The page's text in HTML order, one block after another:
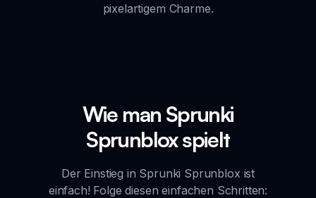
pixelartigem Charme.
Wie man Sprunki
Sprunblox spielt
Der Einstieg in Sprunki Sprunblox ist
einfach! Folge diesen einfachen Schritten: